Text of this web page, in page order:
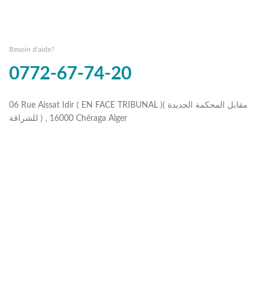
Besoin d'aide?
0772-67-74-20
06 Rue Aissat Idir ( EN FACE TRIBUNAL )( مقابل المحكمة الجديدة
للشراقة ) , 16000 Chéraga Alger